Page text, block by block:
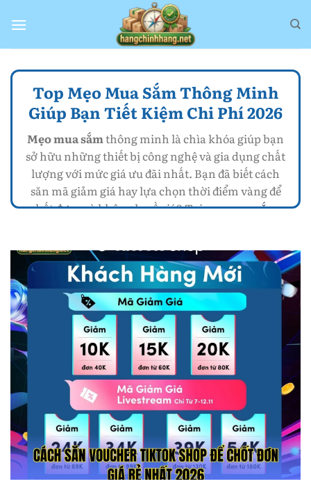
qua
Top Mẹo Mua Sắm Thông Minh
Giúp Bạn Tiết Kiệm Chi Phí 2026
Mẹo mua sắmthông minh là chìa khóa giúp bạn
sở hữu những thiết bị công nghệ và gia dụng chất
lượng với mức giá ưu đãi nhất. Bạn đã biết cách
săn mã giảm giá hay lựa chọn thời điểm vàng để
chốt đơn mà không lo về giá? Tạimẹo mua sắm,
hàng chính hãngtừ các nhà phân phối uy tín. Đặc
biệt, việc nắm rõcách mua hàng chính hãng trên
Shopeethông qua các gian hàng Mall sẽ giúp bạn
tránh xa các loại hàng giả kém chất lượng. Áp
dụng đúng cácmẹo mua sắm
này không chỉ giúp
tiết kiệm ngân sách gia đình mà còn mang lại sự
an tâm tuyệt đối về chính sách bảo hành hậu mãi.
Hãy luôn là người mua hàng tỉnh táo để tối ưu hóa
mọi trải nghiệm mua sắm trực tuyến của mình.
Những kiến thức này chắc chắn sẽ là trợ thủ đắc
lực cho mọi kế hoạch chi tiêu của bạn.
Cách Săn Voucher Tiktok Shop Để Chốt Đơn Giá Rẻ
Nhất 2026